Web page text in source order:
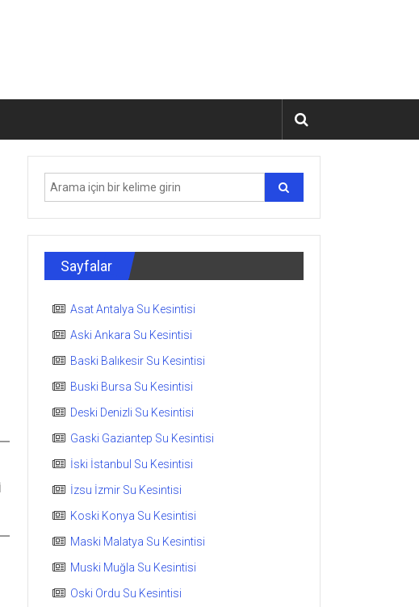
Sayfalar
Asat Antalya Su Kesintisi
Aski Ankara Su Kesintisi
Baski Balıkesir Su Kesintisi
Buski Bursa Su Kesintisi
Deski Denizli Su Kesintisi
Gaski Gaziantep Su Kesintisi
İski İstanbul Su Kesintisi
İzsu İzmir Su Kesintisi
Koski Konya Su Kesintisi
Maski Malatya Su Kesintisi
Muski Muğla Su Kesintisi
Oski Ordu Su Kesintisi